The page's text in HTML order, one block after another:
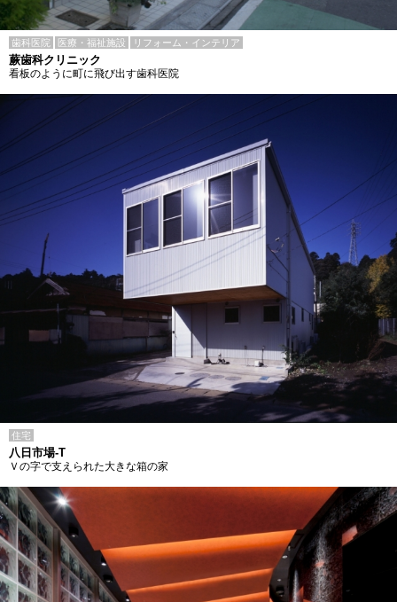
歯科医院 医療・福祉施設 リフォーム・インテリア
蕨歯科クリニック
看板のように町に飛び出す歯科医院
住宅
八日市場-T
Ｖの字で支えられた大きな箱の家